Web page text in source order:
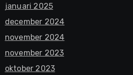
januari 2025
december 2024
november 2024
november 2023
oktober 2023